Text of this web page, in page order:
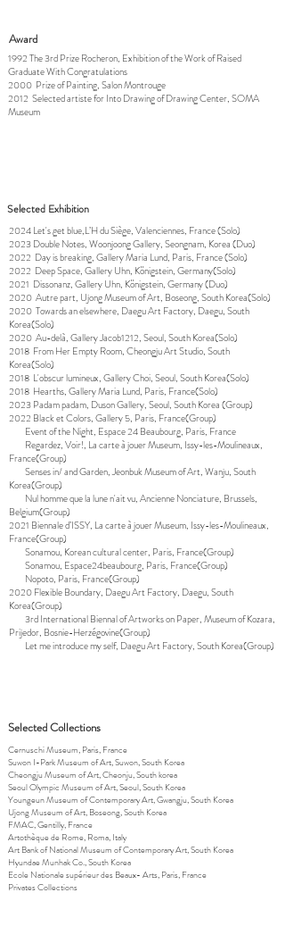
Award
1992 The 3rd Prize Rocheron, Exhibition of the Work of Raised
Graduate With Congratulations
2000 Prize of Painting, Salon Montrouge
2012 Selected artiste for Into Drawing of Drawing Center, SOMA
Museum
Selected Exhibition
2024 Let's get blue,L’H du Siège, Valenciennes, France (Solo)
2023 Double Notes, Woonjoong Gallery, Seongnam, Korea (Duo)
2022 Day is breaking, Gallery Maria Lund, Paris, France (Solo)
2022 Deep Space, Gallery Uhn, Königstein, Germany(Solo)
2021 Dissonanz, Gallery Uhn, Königstein, Germany (Duo)
2020 Autre part, Ujong Museum of Art, Boseong, South Korea(Solo)
2020 Towards an elsewhere, Daegu Art Factory, Daegu, South
Korea(Solo)
2020 Au-delà, Gallery Jacob1212, Seoul, South Korea(Solo)
2018 From Her Empty Room, Cheongju Art Studio, South
Korea(Solo)
2018 L'obscur lumineux, Gallery Choi, Seoul, South Korea(Solo)
2018 Hearths, Gallery Maria Lund, Paris, France(Solo)
2023 Padam padam, Duson Gallery, Seoul, South Korea (Group)
2022 Black et Colors, Gallery 5, Paris, France(Group)
Event of the Night, Espace 24 Beaubourg, Paris, France
Regardez, Voir!, La carte à jouer Museum, Issy-les-Moulineaux,
France(Group)
Senses in/ and Garden, Jeonbuk Museum of Art, Wanju, South
Korea(Group)
Nul homme que la lune n'ait vu, Ancienne Nonciature, Brussels,
Belgium(Group)
2021 Biennale d’ISSY, La carte à jouer Museum, Issy-les-Moulineaux,
France(Group)
Sonamou, Korean cultural center, Paris, France(Group)
Sonamou, Espace24beaubourg, Paris, France(Group)
Nopoto, Paris, France(Group)
2020 Flexible Boundary, Daegu Art Factory, Daegu, South
Korea(Group)
3rd International Biennal of Artworks on Paper, Museum of Kozara,
Prijedor, Bosnie-Herzégovine(Group)
Let me introduce my self, Daegu Art Factory, South Korea(Group)
Selected Collections
Cernuschi Museum, Paris, France
Suwon I-Park Museum of Art, Suwon, South Korea
Cheongju Museum of Art, Cheonju, South korea
Seoul Olympic Museum of Art, Seoul, South Korea
Youngeun Museum of Contemporary Art, Gwangju, South Korea
Ujong Museum of Art, Boseong, South Korea
FMAC, Gentilly, France
Artothèque de Rome, Roma, Italy
Art Bank of National Museum of Contemporary Art, South Korea
Hyundae Munhak Co., South Korea
Ecole Nationale supérieur des Beaux- Arts, Paris, France
Privates Collections